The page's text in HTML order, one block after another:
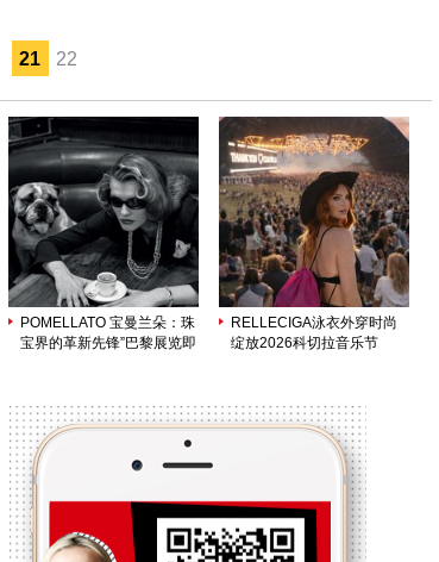
21 22
POMELLATO 宝曼兰朵：珠
宝界的革新先锋”巴黎展览即
RELLECIGA泳衣外穿时尚
绽放2026科切拉音乐节